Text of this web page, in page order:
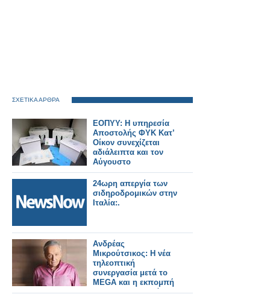
ΣΧΕΤΙΚΑ ΑΡΘΡΑ
ΕΟΠΥΥ: Η υπηρεσία
Αποστολής ΦΥΚ Κατ’
Οίκον συνεχίζεται
αδιάλειπτα και τον
Αύγουστο
24ωρη απεργία των
σιδηροδρομικών στην
Ιταλία:.
Ανδρέας
Μικρούτσικος: Η νέα
τηλεοπτική
συνεργασία μετά το
MEGA και η εκπομπή
που θα παρουσιάσει